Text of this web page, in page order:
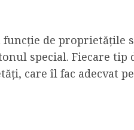
de proprietățile
special. Fiecare
care îl fac adecvat